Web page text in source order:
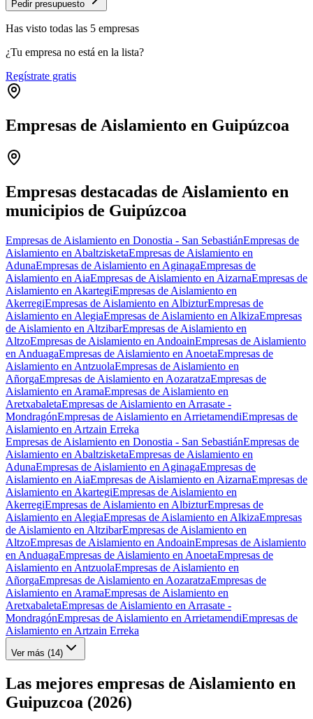
Pedir presupuesto
Has visto todas las 5 empresas
¿Tu empresa no está en la lista?
Regístrate gratis
Empresas de Aislamiento en Guipúzcoa
−
Empresas destacadas de Aislamiento en
municipios de Guipúzcoa
Empresas de Aislamiento en Donostia - San SebastiánEmpresas de
Aislamiento en AbaltzisketaEmpresas de Aislamiento en
AdunaEmpresas de Aislamiento en AginagaEmpresas de
Aislamiento en AiaEmpresas de Aislamiento en AizarnaEmpresas de
Aislamiento en AkartegiEmpresas de Aislamiento en
AkerregiEmpresas de Aislamiento en AlbizturEmpresas de
Aislamiento en AlegiaEmpresas de Aislamiento en AlkizaEmpresas
de Aislamiento en AltzibarEmpresas de Aislamiento en
AltzoEmpresas de Aislamiento en AndoainEmpresas de Aislamiento
en AnduagaEmpresas de Aislamiento en AnoetaEmpresas de
Aislamiento en AntzuolaEmpresas de Aislamiento en
AñorgaEmpresas de Aislamiento en AozaratzaEmpresas de
Aislamiento en AramaEmpresas de Aislamiento en
AretxabaletaEmpresas de Aislamiento en Arrasate -
MondragónEmpresas de Aislamiento en ArrietamendiEmpresas de
Aislamiento en Artzain Erreka
Empresas de Aislamiento en Donostia - San SebastiánEmpresas de
Aislamiento en AbaltzisketaEmpresas de Aislamiento en
AdunaEmpresas de Aislamiento en AginagaEmpresas de
Aislamiento en AiaEmpresas de Aislamiento en AizarnaEmpresas de
Aislamiento en AkartegiEmpresas de Aislamiento en
AkerregiEmpresas de Aislamiento en AlbizturEmpresas de
Aislamiento en AlegiaEmpresas de Aislamiento en AlkizaEmpresas
de Aislamiento en AltzibarEmpresas de Aislamiento en
AltzoEmpresas de Aislamiento en AndoainEmpresas de Aislamiento
en AnduagaEmpresas de Aislamiento en AnoetaEmpresas de
Aislamiento en AntzuolaEmpresas de Aislamiento en
AñorgaEmpresas de Aislamiento en AozaratzaEmpresas de
Aislamiento en AramaEmpresas de Aislamiento en
AretxabaletaEmpresas de Aislamiento en Arrasate -
MondragónEmpresas de Aislamiento en ArrietamendiEmpresas de
Aislamiento en Artzain Erreka
Ver más (14)
Las mejores empresas de Aislamiento en
Guipuzcoa (2026)